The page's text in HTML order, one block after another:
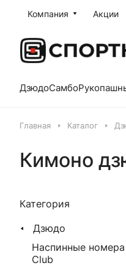
Компания Акции
ДзюдоСамбо
Главная Каталог
Кимоно
Категория
Дзюдо
Наспинные
Club